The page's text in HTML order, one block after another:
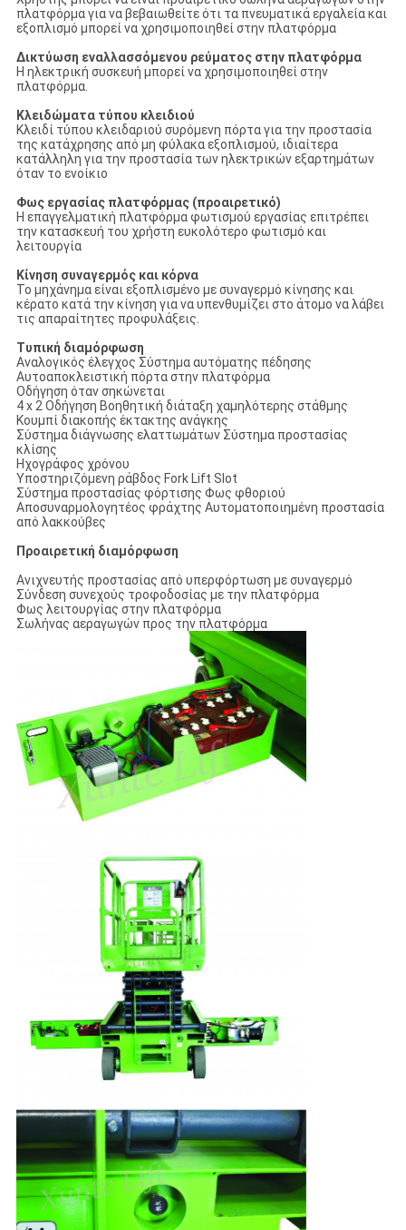
πλατφόρμα για να βεβαιωθείτε ότι τα πνευματικά εργαλεία και
εξοπλισμό μπορεί να χρησιμοποιηθεί στην πλατφόρμα
Δικτύωση εναλλασσόμενου ρεύματος στην πλατφόρμα
Η ηλεκτρική συσκευή μπορεί να χρησιμοποιηθεί στην
πλατφόρμα.
Κλειδώματα τύπου κλειδιού
Κλειδί τύπου κλειδαριού συρόμενη πόρτα για την προστασία
της κατάχρησης από μη φύλακα εξοπλισμού, ιδιαίτερα
κατάλληλη για την προστασία των ηλεκτρικών εξαρτημάτων
όταν το ενοίκιο
Φως εργασίας πλατφόρμας (προαιρετικό)
Η επαγγελματική πλατφόρμα φωτισμού εργασίας επιτρέπει
την κατασκευή του χρήστη ευκολότερο φωτισμό και
λειτουργία
Κίνηση συναγερμός και κόρνα
Το μηχάνημα είναι εξοπλισμένο με συναγερμό κίνησης και
κέρατο κατά την κίνηση για να υπενθυμίζει στο άτομο να λάβει
τις απαραίτητες προφυλάξεις.
Τυπική διαμόρφωση
Αναλογικός έλεγχος Σύστημα αυτόματης πέδησης
Αυτοαποκλειστική πόρτα στην πλατφόρμα
Οδήγηση όταν σηκώνεται
4 x 2 Οδήγηση Βοηθητική διάταξη χαμηλότερης στάθμης
Κουμπί διακοπής έκτακτης ανάγκης
Σύστημα διάγνωσης ελαττωμάτων Σύστημα προστασίας
κλίσης
Ηχογράφος χρόνου
Υποστηριζόμενη ράβδος Fork Lift Slot
Σύστημα προστασίας φόρτισης Φως φθοριού
Αποσυναρμολογητέος φράχτης Αυτοματοποιημένη προστασία
από λακκούβες
Προαιρετική διαμόρφωση
Ανιχνευτής προστασίας από υπερφόρτωση με συναγερμό
Σύνδεση συνεχούς τροφοδοσίας με την πλατφόρμα
Φως λειτουργίας στην πλατφόρμα
Σωλήνας αεραγωγών προς την πλατφόρμα